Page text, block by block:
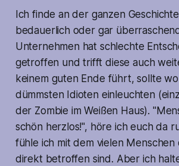
Ich finde an der ganzen
bedauerlich oder gar
Unternehmen hat schlechte
getroffen und trifft diese auch
keinem guten Ende führt, sollte
dümmsten Idioten einleuchten
der Zombie im Weißen Haus).
schön herzlos!", höre ich euch da
fühle ich mit dem vielen Menschen
direkt betroffen sind. Aber ich